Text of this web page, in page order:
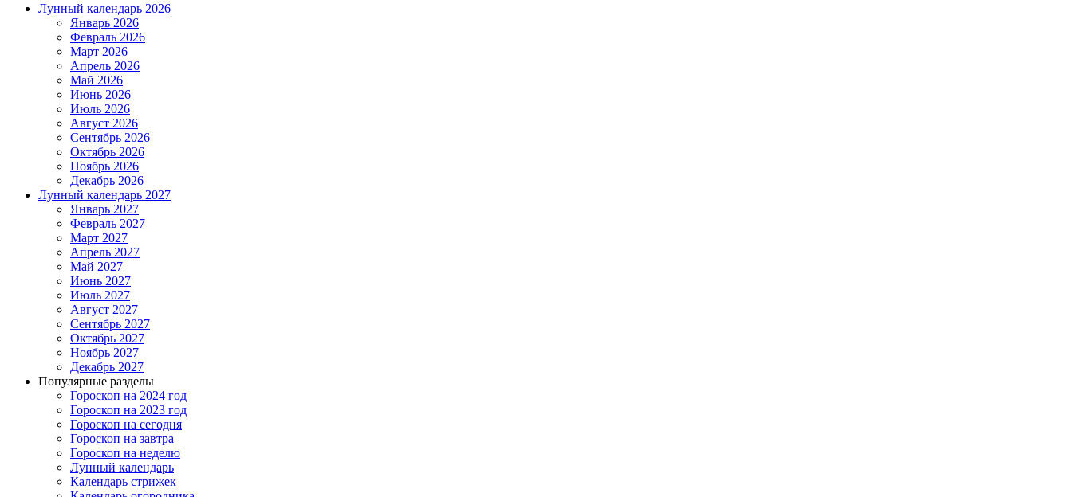
Лунный календарь 2026
Январь 2026
Февраль 2026
Март 2026
Апрель 2026
Май 2026
Июнь 2026
Июль 2026
Август 2026
Сентябрь 2026
Октябрь 2026
Ноябрь 2026
Декабрь 2026
Лунный календарь 2027
Январь 2027
Февраль 2027
Март 2027
Апрель 2027
Май 2027
Июнь 2027
Июль 2027
Август 2027
Сентябрь 2027
Октябрь 2027
Ноябрь 2027
Декабрь 2027
Популярные разделы
Гороскоп на 2024 год
Гороскоп на 2023 год
Гороскоп на сегодня
Гороскоп на завтра
Гороскоп на неделю
Лунный календарь
Календарь стрижек